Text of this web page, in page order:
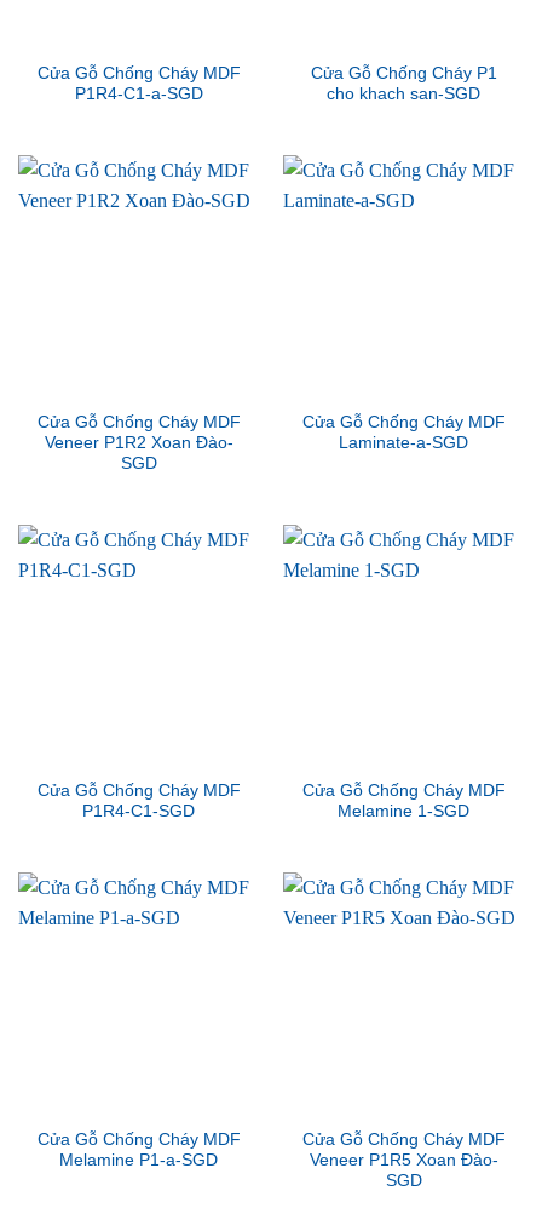
Cửa Gỗ Chống Cháy MDF
P1R4-C1-a-SGD
Cửa Gỗ Chống Cháy P1
cho khach san-SGD
Cửa Gỗ Chống Cháy MDF
Veneer P1R2 Xoan Đào-
SGD
Cửa Gỗ Chống Cháy MDF
Laminate-a-SGD
Cửa Gỗ Chống Cháy MDF
P1R4-C1-SGD
Cửa Gỗ Chống Cháy MDF
Melamine 1-SGD
Cửa Gỗ Chống Cháy MDF
Melamine P1-a-SGD
Cửa Gỗ Chống Cháy MDF
Veneer P1R5 Xoan Đào-
SGD